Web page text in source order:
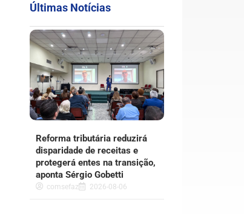
Últimas Notícias
Reforma tributária reduzirá
disparidade de receitas e
protegerá entes na transição,
aponta Sérgio Gobetti
comsefaz 2026-08-06